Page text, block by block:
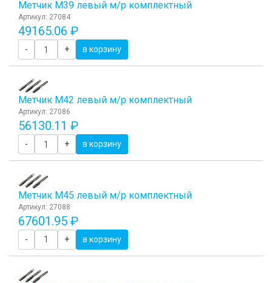
Метчик М39 левый м/р комплектный
Артикул: 27084
49165.06 ₽
- + в корзину
Метчик М42 левый м/р комплектный
Артикул: 27086
56130.11 ₽
- + в корзину
Метчик М45 левый м/р комплектный
Артикул: 27088
67601.95 ₽
- + в корзину